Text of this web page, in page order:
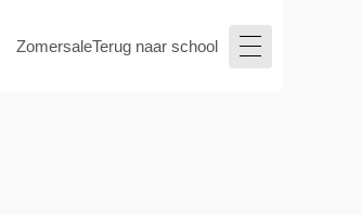
ZomersaleTerug naar school